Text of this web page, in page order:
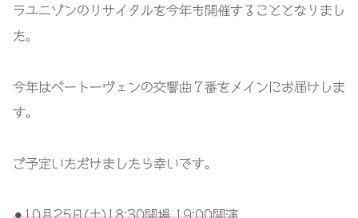
ラユニゾンのリサイタルを今年も開催することとなりまし
た。
今年はベートーヴェンの交響曲７番をメインにお届けしま
す。
ご予定いただけましたら幸いです。
⚫︎10月25日(土)18:30開場 19:00開演